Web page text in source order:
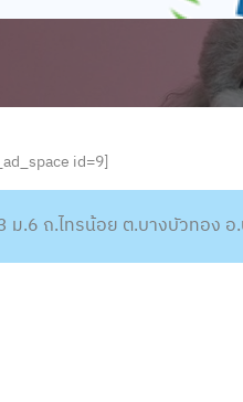
id=9]
ม.6 ถ.ไทรน้อย ต.บางบัวทอง